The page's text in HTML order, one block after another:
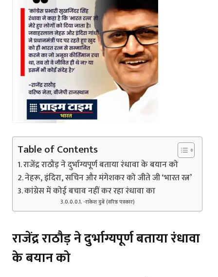
Table of Contents
राजेंद्र राठौड़ ने दुर्भाग्यपूर्ण बताया रंधावा के बयान को
नेहरू, इंदिरा, सचिन और मंगेशकर को जीते जी ‘भारत रत्न’
कांग्रेस में कोई बचाव नहीं कर रहा रंधावा का
-राकेश दुबे (वरिष्ठ पत्रकार)
राजेंद्र राठौड़ ने दुर्भाग्यपूर्ण बताया रंधावा
के बयान को